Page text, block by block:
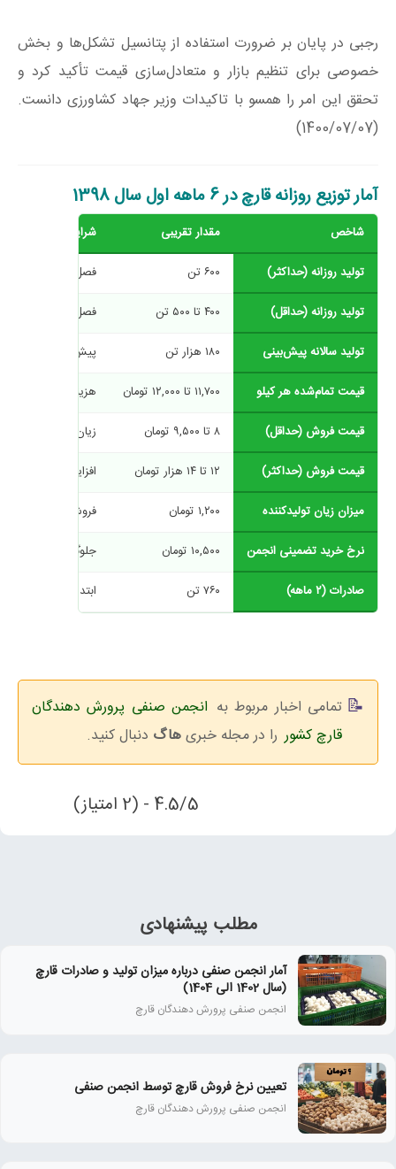
رجبی در پایان بر ضرورت استفاده از پتانسیل تشکل‌ها و بخش
خصوصی برای تنظیم بازار و متعادل‌سازی قیمت تأکید کرد و
تحقق این امر را همسو با تاکیدات وزیر جهاد کشاورزی دانست.
(1400/07/07)
آمار توزیع روزانه قارچ در 6 ماهه اول سال 1398
شاخص مقدار تقریبی شرایط / زمان
تولید روزانه (حداکثر) ۶۰۰ تن فصل بهار/رویش گیاه
تولید روزانه (حداقل) ۴۰۰ تا ۵۰۰ تن فصل گرما/نبود
تولید سالانه پیش‌بینی ۱۸۰ هزار تن پیش‌بینی سال ۱۳۹۸
قیمت تمام‌شده هر کیلو ۱۱,۷۰۰ تا ۱۲,۰۰۰ تومان هزینه تولید/کل سال
قیمت فروش (حداقل) ۸ تا ۹,۵۰۰ تومان زیان و عدم کشش
قیمت فروش (حداکثر) ۱۲ تا ۱۴ هزار تومان افزایش قیمت
میزان زیان تولیدکننده ۱,۲۰۰ تومان فروش ۱۱,۷۰۰ تومانی
نرخ خرید تضمینی انجمن ۱۰,۵۰۰ تومان جلوگیری از افت
صادرات (۲ ماهه) ۷۶۰ تن ابتدای سال ۹۸ (بهار)
تمامی اخبار مربوط به انجمن صنفی پرورش دهندگان
قارچ کشور را در مجله خبریهاگ دنبال کنید.
4.5/5 - (2 امتیاز)
مطلب پیشنهادی
آمار انجمن صنفی درباره میزان تولید و صادرات قارچ
(سال 1402 الی 1404)
انجمن صنفی پرورش دهندگان قارچ
تعیین نرخ فروش قارچ توسط انجمن صنفی
انجمن صنفی پرورش دهندگان قارچ